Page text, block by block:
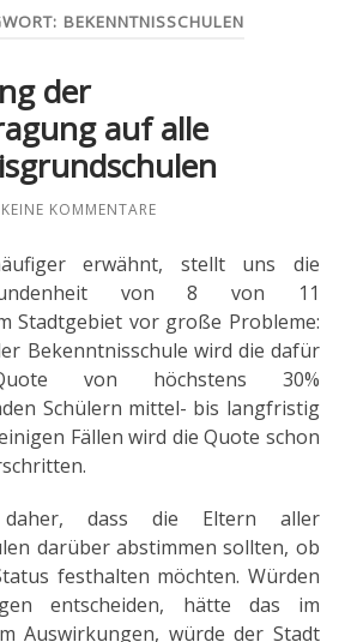
BEKENNTNISSCHULEN
der
auf alle
KEINE KOMMENTARE
erwähnt, stellt uns die
von 8 von 11
Stadtgebiet vor große Probleme:
Bekenntnisschule wird die dafür
von höchstens 30%
Schülern mittel- bis langfristig
Fällen wird die Quote schon
dass die Eltern aller
darüber abstimmen sollten, ob
festhalten möchten. Würden
entscheiden, hätte das im
Auswirkungen, würde der Stadt